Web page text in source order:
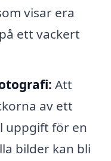
visar era
ett vackert
Att
av ett
uppgift för en
bilder kan bli